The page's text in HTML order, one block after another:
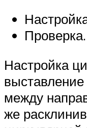
Проверка.
Настройка
выставление
между
же